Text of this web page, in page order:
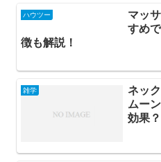
ハウツー
マッ
すめ
徴も解説！
雑学
ネッ
ムー
効果？